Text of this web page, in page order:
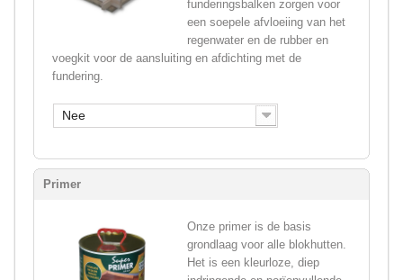
funderingsbalken zorgen voor
een soepele afvloeiing van het
regenwater en de rubber en
voegkit voor de aansluiting en afdichting met de
fundering.
Nee
Primer
Onze primer is de basis
grondlaag voor alle blokhutten.
Het is een kleurloze, diep